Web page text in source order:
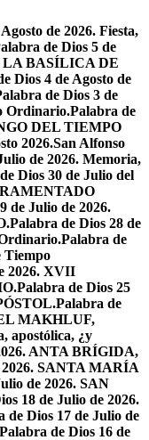
de 2026. Fiesta,
de Dios 5 de
LA BASÍLICA DE
Dios 4 de Agosto de
de Dios 3 de
Ordinario.Palabra de
DEL TIEMPO
2026.San Alfonso
de 2026. Memoria,
Dios 30 de Julio del
de Julio de 2026.
Palabra de Dios 28 de
Palabra de
Tiempo
2026. XVII
Palabra de Dios 25
Palabra de
MAKHLUF,
apostólica, ¿y
ANTA BRÍGIDA,
2026. SANTA MARÍA
de 2026. SAN
18 de Julio de 2026.
de Dios 17 de Julio de
Palabra de Dios 16 de